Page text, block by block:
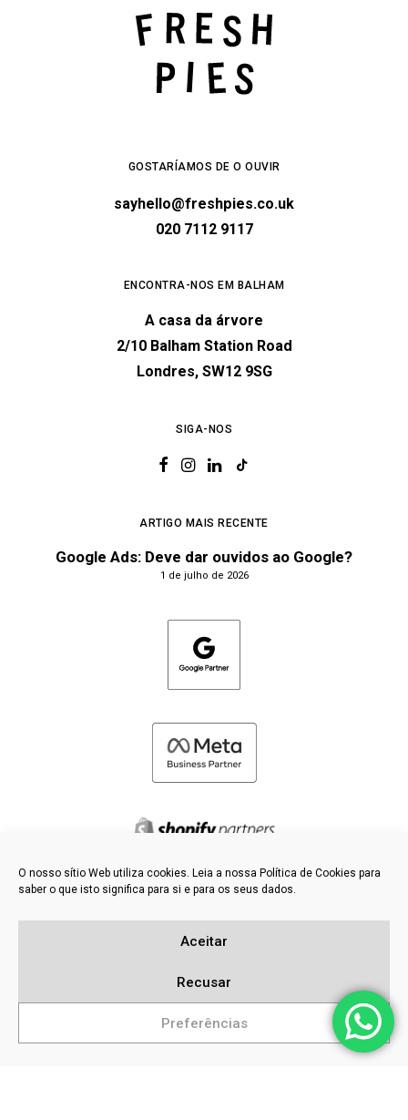
O nosso sítio Web utiliza cookies. Leia a nossa Política de Cookies para
saber o que isto significa para si e para os seus dados.
Aceitar
Recusar
Preferências
GOSTARÍAMOS DE O OUVIR
sayhello@freshpies.co.uk
020 7112 9117
ENCONTRA-NOS EM BALHAM
A casa da árvore
2/10 Balham Station Road
Londres, SW12 9SG
SIGA-NOS
ARTIGO MAIS RECENTE
Google Ads: Deve dar ouvidos ao Google?
1 de julho de 2026
Política de privacidade e de cookies